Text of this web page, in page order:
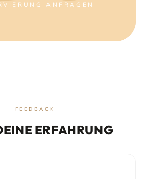
ANFRAGEN
FEEDBACK
ERFAHRUNG